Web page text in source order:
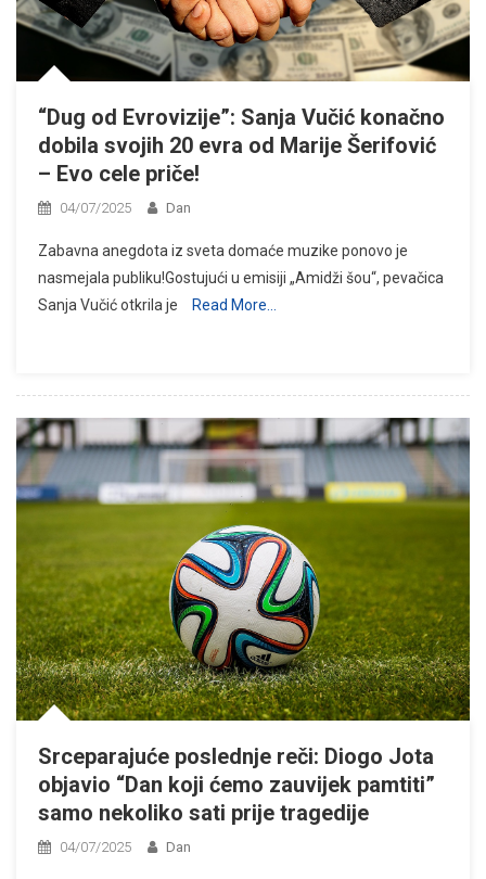
“Dug od Evrovizije”: Sanja Vučić konačno
dobila svojih 20 evra od Marije Šerifović
– Evo cele priče!
04/07/2025 Dan
Zabavna anegdota iz sveta domaće muzike ponovo je
nasmejala publiku!Gostujući u emisiji „Amidži šou“, pevačica
Sanja Vučić otkrila je
Read More…
Srceparajuće poslednje reči: Diogo Jota
objavio “Dan koji ćemo zauvijek pamtiti”
samo nekoliko sati prije tragedije
04/07/2025 Dan